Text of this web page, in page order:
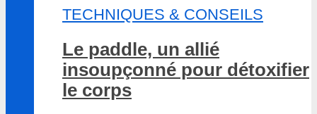
TECHNIQUES & CONSEILS
Le paddle, un allié
insoupçonné pour détoxifier
le corps